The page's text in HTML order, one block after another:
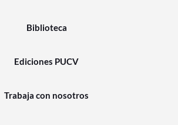
Biblioteca
Ediciones PUCV
Trabaja con nosotros